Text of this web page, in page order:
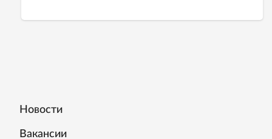
Новости
Вакансии